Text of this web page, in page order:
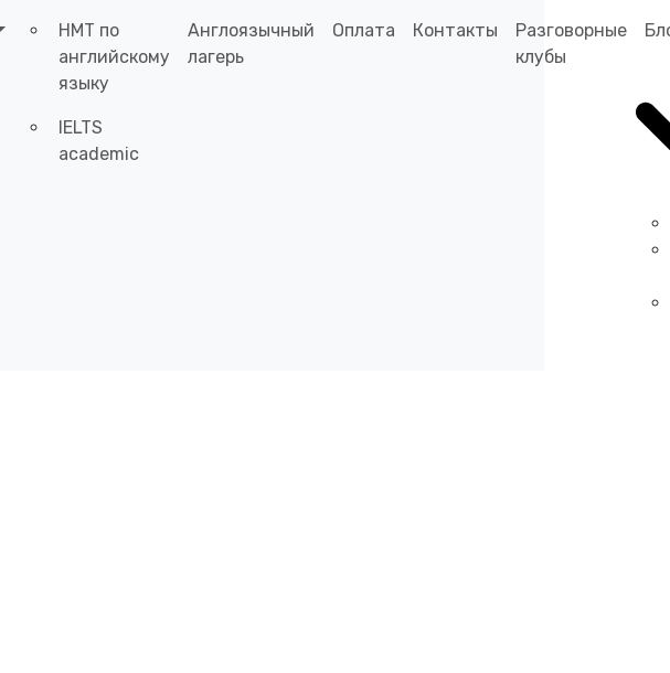
НМТ по
английскому
языку
IELTS
academic
Англоязычный
лагерь
Оплата Контакты
Разговорные
клубы